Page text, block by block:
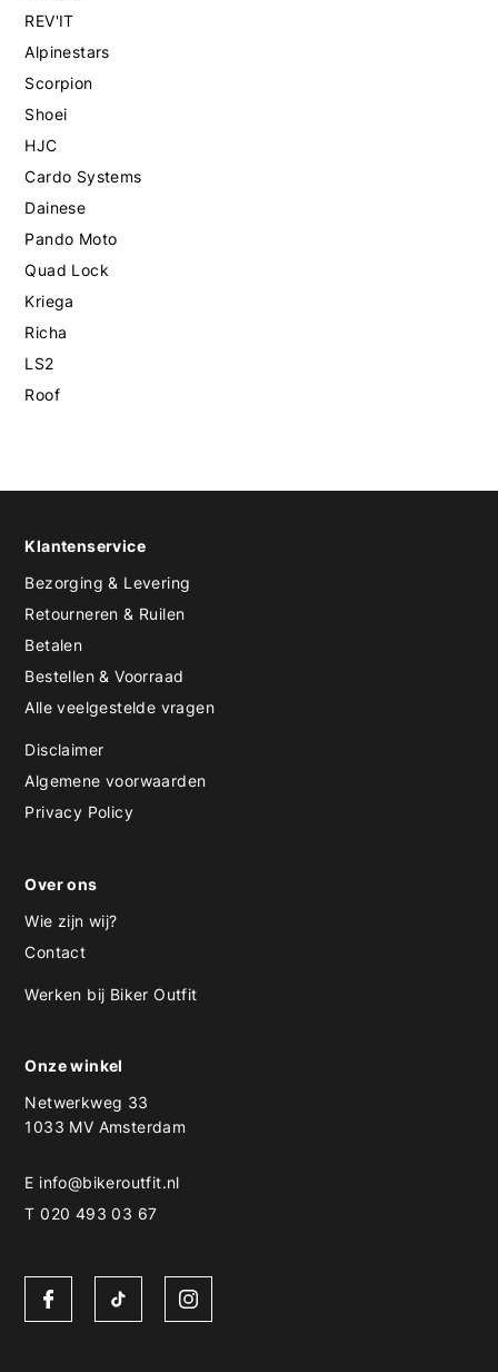
REV'IT
Alpinestars
Scorpion
Shoei
HJC
Cardo Systems
Dainese
Pando Moto
Quad Lock
Kriega
Richa
LS2
Roof
Klantenservice
Bezorging & Levering
Retourneren & Ruilen
Betalen
Bestellen & Voorraad
Alle veelgestelde vragen
Disclaimer
Algemene voorwaarden
Privacy Policy
Over ons
Wie zijn wij?
Contact
Werken bij Biker Outfit
Onze winkel
Netwerkweg 33
1033 MV Amsterdam
E info@bikeroutfit.nl
T 020 493 03 67